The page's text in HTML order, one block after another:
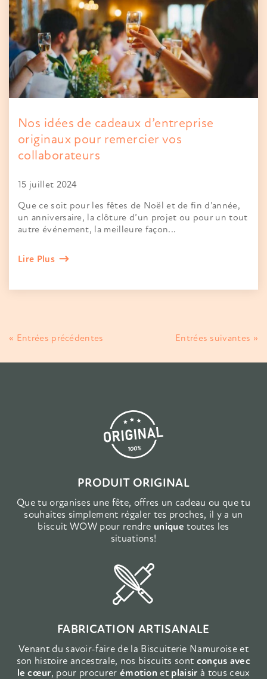
Nos idées de cadeaux d’entreprise
originaux pour remercier vos
collaborateurs
15 juillet 2024
Que ce soit pour les fêtes de Noël et de fin d’année,
un anniversaire, la clôture d’un projet ou pour un tout
autre événement, la meilleure façon...
Lire Plus
« Entrées précédentes Entrées suivantes »
PRODUIT ORIGINAL
Que tu organises une fête, offres un cadeau ou que tu
souhaites simplement régaler tes proches, il y a un
biscuit WOW pour rendre unique toutes les
situations!
FABRICATION ARTISANALE
Venant du savoir-faire de la Biscuiterie Namuroise et
son histoire ancestrale, nos biscuits sont conçus avec
le cœur, pour procurer émotion et plaisir à tous ceux